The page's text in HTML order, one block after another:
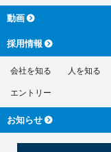
動画
採用情報
会社を知る 人を知る
エントリー
お知らせ